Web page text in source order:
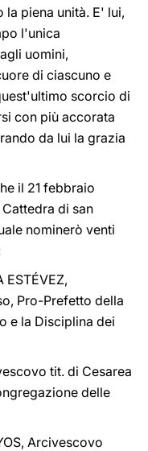
piena unità. E' lui,
l'unica
uomini,
di ciascuno e
scorcio di
con più accorata
da lui la grazia
il 21 febbraio
di san
nominerò venti
ESTÉVEZ,
Pro-Prefetto della
e la Disciplina dei
tit. di Cesarea
delle
Arcivescovo